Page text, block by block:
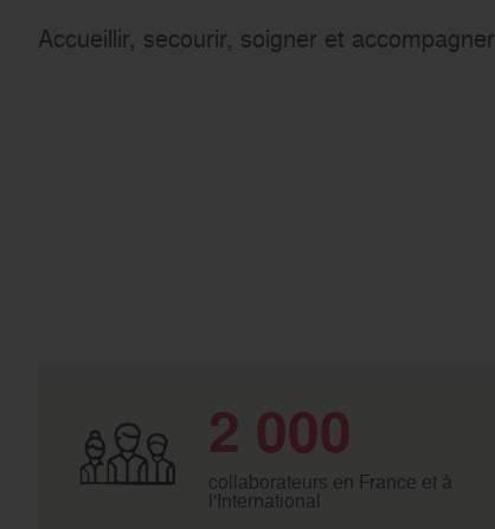
Accueillir, secourir, soigner et accompagner
2 000
collaborateurs en France et à
l'International